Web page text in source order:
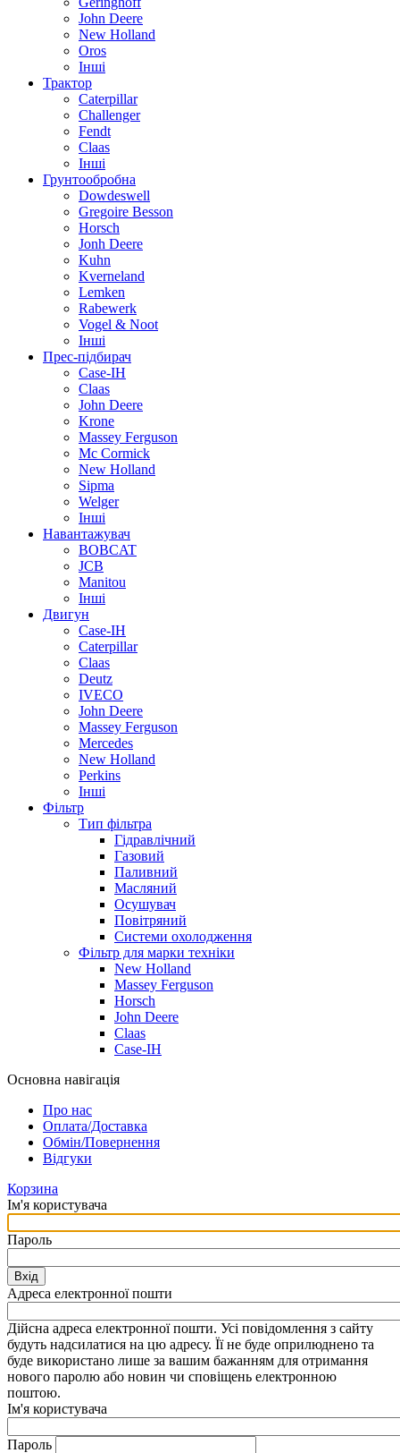
John Deere
New Holland
Oros
Інші
Трактор
Caterpillar
Challenger
Fendt
Claas
Інші
Грунтообробна
Dowdeswell
Gregoire Besson
Horsch
Jonh Deere
Kuhn
Kverneland
Lemken
Rabewerk
Vogel & Noot
Інші
Прес-підбирач
Case-IH
Claas
John Deere
Krone
Massey Ferguson
Mc Cormick
New Holland
Sipma
Welger
Інші
Навантажувач
BOBCAT
JCB
Manitou
Інші
Двигун
Case-IH
Caterpillar
Claas
Deutz
IVECO
John Deere
Massey Ferguson
Mercedes
New Holland
Perkins
Інші
Фільтр
Тип фільтра
Гідравлічний
Газовий
Паливний
Масляний
Осушувач
Повітряний
Системи охолодження
Фільтр для марки техніки
New Holland
Massey Ferguson
Horsch
John Deere
Claas
Case-IH
Основна навігація
Про нас
Оплата/Доставка
Обмін/Повернення
Відгуки
Корзина
Ім'я користувача
Пароль
Вхід
Адреса електронної пошти
Дійсна адреса електронної пошти. Усі повідомлення з сайту
будуть надсилатися на цю адресу. Її не буде оприлюднено та
буде використано лише за вашим бажанням для отримання
нового паролю або новин чи сповіщень електронною
поштою.
Ім'я користувача
Пароль